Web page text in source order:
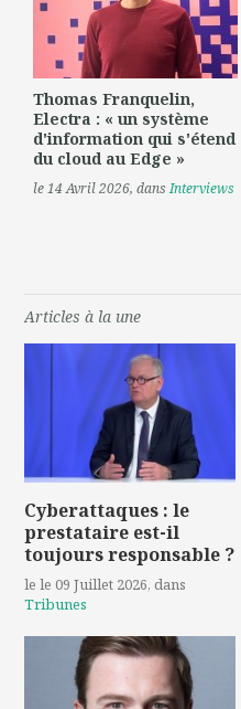
Thomas Franquelin,
Electra : « un système
d'information qui s'étend
du cloud au Edge »
le 14 Avril 2026, dansInterviews
Articles à la une
Cyberattaques : le
prestataire est-il
toujours responsable ?
le le 09 Juillet 2026, dans
Tribunes